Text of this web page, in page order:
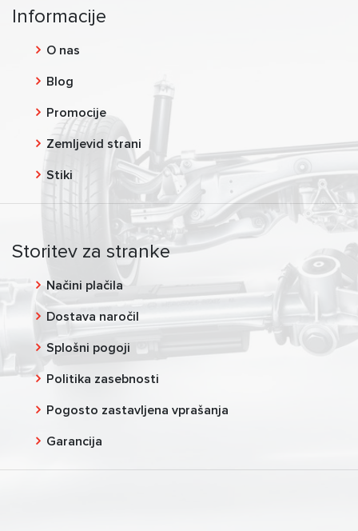
Informacije
O nas
Blog
Promocije
Zemljevid strani
Stiki
Storitev za stranke
Načini plačila
Dostava naročil
Splošni pogoji
Politika zasebnosti
Pogosto zastavljena vprašanja
Garancija